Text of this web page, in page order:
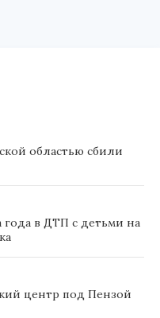
областью сбили
года в ДТП с детьми на
центр под Пензой